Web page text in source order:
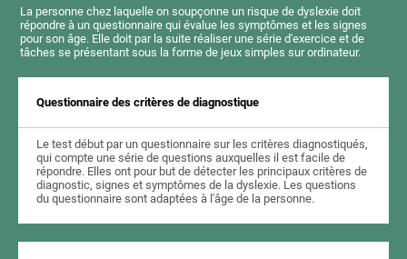
La personne chez laquelle on soupçonne un risque de dyslexie doit
répondre à un questionnaire qui évalue les symptômes et les signes
pour son âge. Elle doit par la suite réaliser une série d'exercice et de
tâches se présentant sous la forme de jeux simples sur ordinateur.
Questionnaire des critères de diagnostique
Le test début par un questionnaire sur les critères diagnostiqués,
qui compte une série de questions auxquelles il est facile de
répondre. Elles ont pour but de détecter les principaux critères de
diagnostic, signes et symptômes de la dyslexie. Les questions
du questionnaire sont adaptées à l'âge de la personne.